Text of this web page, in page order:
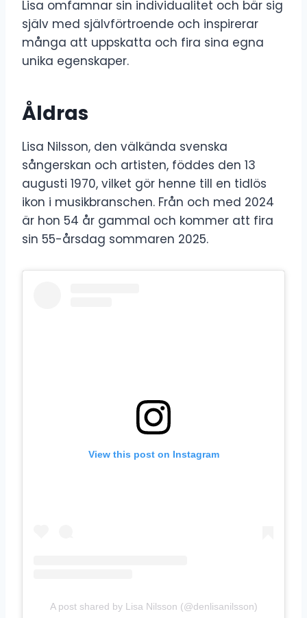
Lisa omfamnar sin individualitet och bär sig
själv med självförtroende och inspirerar
många att uppskatta och fira sina egna
unika egenskaper.
Åldras
Lisa Nilsson, den välkända svenska
sångerskan och artisten, föddes den 13
augusti 1970, vilket gör henne till en tidlös
ikon i musikbranschen. Från och med 2024
är hon 54 år gammal och kommer att fira
sin 55-årsdag sommaren 2025.
View this post on Instagram
A post shared by Lisa Nilsson (@denlisanilsson)